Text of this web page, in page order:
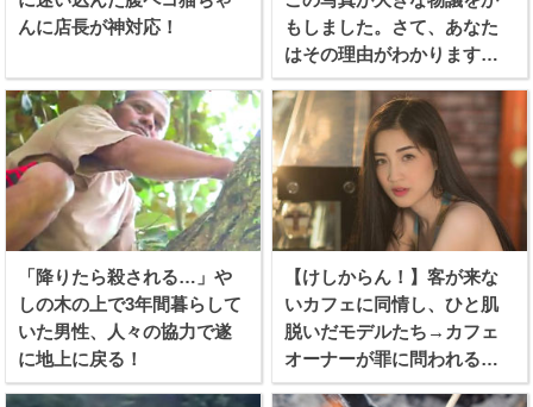
んに店長が神対応！
もしました。さて、あなた
はその理由がわかります
か？
「降りたら殺される…」や
しの木の上で3年間暮らして
いた男性、人々の協力で遂
に地上に戻る！
【けしからん！】客が来な
いカフェに同情し、ひと肌
脱いだモデルたち→カフェ
オーナーが罪に問われる事
態に！